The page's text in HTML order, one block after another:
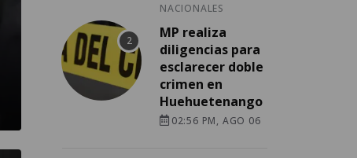
NACIONALES
MP realiza
diligencias para
esclarecer doble
crimen en
Huehuetenango
02:56 PM, AGO 06